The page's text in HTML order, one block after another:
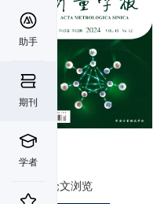
助手
期刊
学者
论文浏览